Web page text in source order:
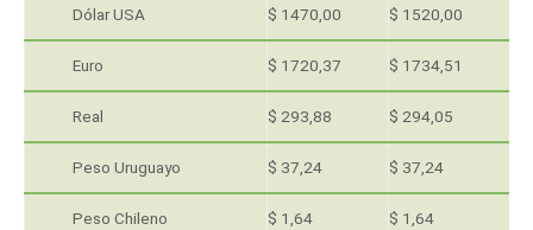
Dólar USA $ 1470,00 $ 1520,00
Euro $ 1720,37 $ 1734,51
Real $ 293,88 $ 294,05
Peso Uruguayo $ 37,24 $ 37,24
Peso Chileno $ 1,64 $ 1,64